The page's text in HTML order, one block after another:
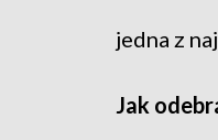
jedna z
Jak